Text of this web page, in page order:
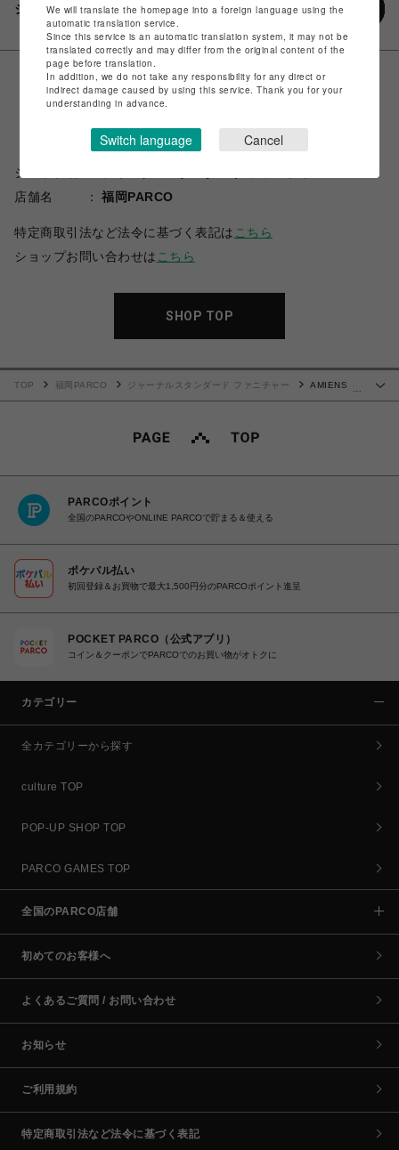
シェアする
ショップ名
店舗名
福岡PARCO
特定商取引法など法令に基づく表記は こちら
ショップお問い合わせは こちら
SHOP TOP
TOP 福岡PARCO ジャーナルスタンダード ファニチャー
AMIENS
PARCOポイント
全国のPARCOやONLINE PARCOで貯まる＆使える
ポケパル払い
初回登録＆お買物で最大1,500円分のPARCOポイント進呈
POCKET PARCO（公式アプリ）
コイン＆クーポンでPARCOでのお買い物がオトクに
カテゴリー
全カテゴリーから探す
culture TOP
POP-UP SHOP TOP
PARCO GAMES TOP
全国のPARCO店舗
初めてのお客様へ
よくあるご質問 / お問い合わせ
お知らせ
ご利用規約
特定商取引法など法令に基づく表記
We will translate the homepage into a foreign language using the
automatic translation service.
Since this service is an automatic translation system, it may not be
translated correctly and may differ from the original content of the
page before translation.
In addition, we do not take any responsibility for any direct or
indirect damage caused by using this service. Thank you for your
understanding in advance.
Switch language Cancel